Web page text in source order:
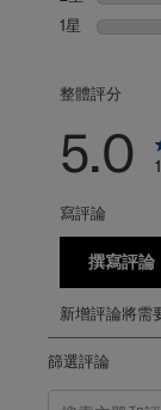
1星 星級
整體評分
5.0
寫評論
撰寫評論
新增評論將需
篩選評論